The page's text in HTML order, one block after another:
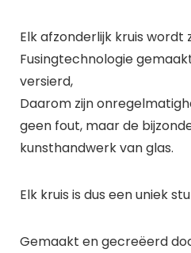
Elk afzonderlijk kruis wordt
Fusingtechnologie
versierd,
Daarom zijn
geen fout, maar de
kunsthandwerk van glas.
Elk kruis is dus een uniek
Gemaakt en gecreëerd